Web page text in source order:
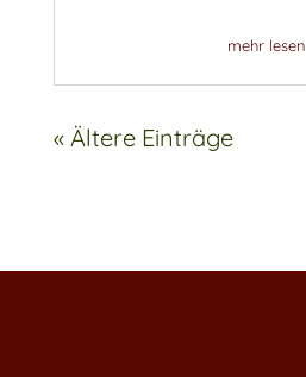
mehr lesen
« Ältere Einträge